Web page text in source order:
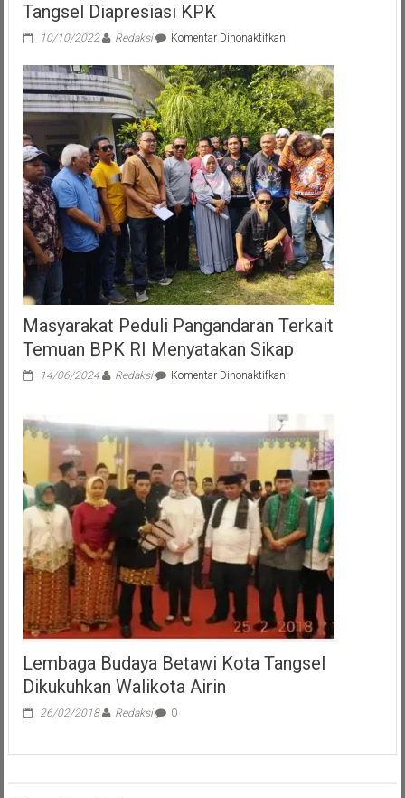
Tangsel Diapresiasi KPK
10/10/2022 Redaksi Komentar Dinonaktifkanpada
Bus
KPK
Berjalan
Sukses,
Pemkot
Tangsel
Diapresiasi
KPK
Masyarakat Peduli Pangandaran Terkait
Temuan BPK RI Menyatakan Sikap
14/06/2024 Redaksi Komentar Dinonaktifkanpada
Pangandaran
Terkait
Temuan
BPK
RI
Menyatakan
Sikap
Lembaga Budaya Betawi Kota Tangsel
Dikukuhkan Walikota Airin
26/02/2018 Redaksi 0